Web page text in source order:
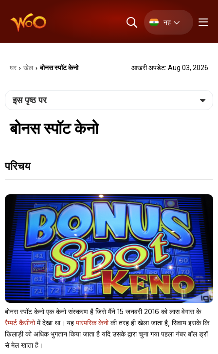
नह
घर › खेल › बोनस स्पॉट केनो आखरी अपडेट: Aug 03, 2026
इस पृष्ठ पर
बोनस स्पॉट केनो
परिचय
बोनस स्पॉट केनो एक केनो संस्करण है जिसे मैंने 15 जनवरी 2016 को लास वेगास के
रैम्पर्ट कैसीनोमें देखा था। यह पारंपरिक केनोकी तरह ही खेला जाता है, सिवाय इसके कि
खिलाड़ी को अधिक भुगतान किया जाता है यदि उसके द्वारा चुना गया पहला नंबर बॉल ड्रॉ
से मेल खाता है।